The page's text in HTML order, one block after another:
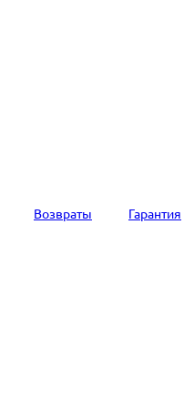
Возвраты Гарантия